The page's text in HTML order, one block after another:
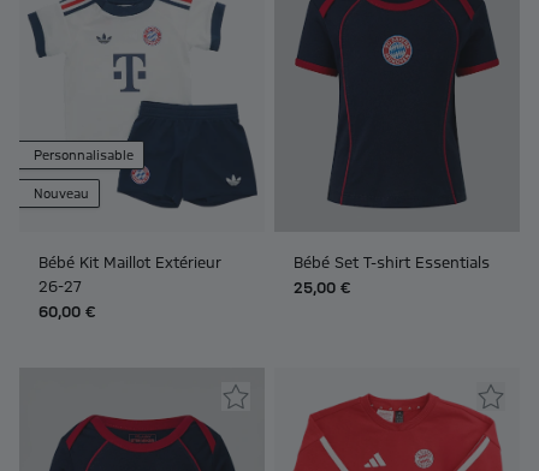
Personnalisable
Nouveau
Bébé Kit Maillot Extérieur
26-27
60,00 €
Bébé Set T-shirt Essentials
25,00 €